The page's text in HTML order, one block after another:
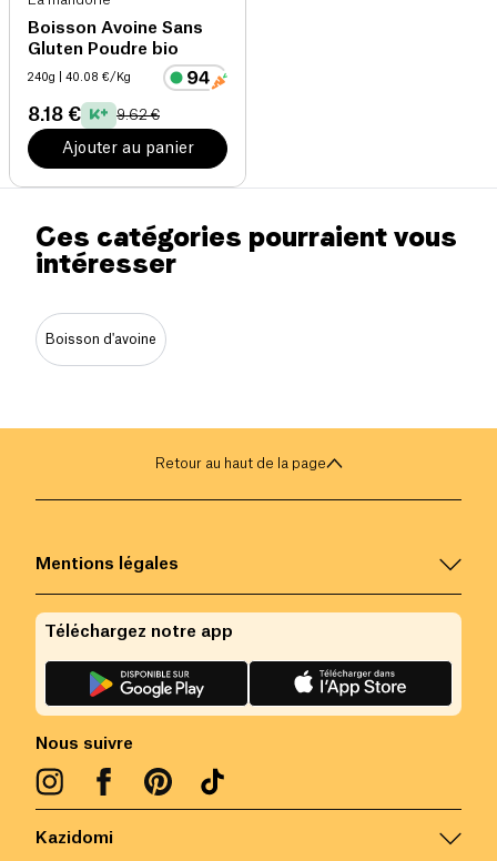
Boisson Avoine Sans
Gluten Poudre bio
240g | 40.08 €/Kg
8.18 € 9.62 €
Ajouter au panier
Ces catégories pourraient vous
intéresser
Boisson d'avoine
Retour au haut de la page
Kazidomi
Mentions légales
Nous suivre
Téléchargez notre app